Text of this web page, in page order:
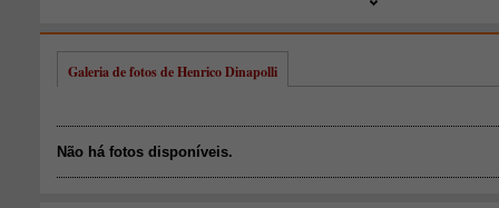
Galeria de fotos de Henrico Dinapolli
Não há fotos disponíveis.